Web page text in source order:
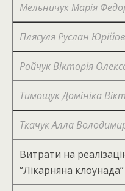
Мельничук Марія
Плясуля Руслан
Ройчук Вікторія
Тимощук Домініка
Ткачук Алла
Витрати на
“Лікарняна клоунада”